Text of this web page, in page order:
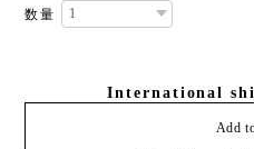
数量
International
Add